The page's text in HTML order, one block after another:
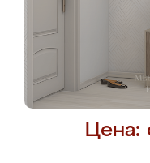
Цена: